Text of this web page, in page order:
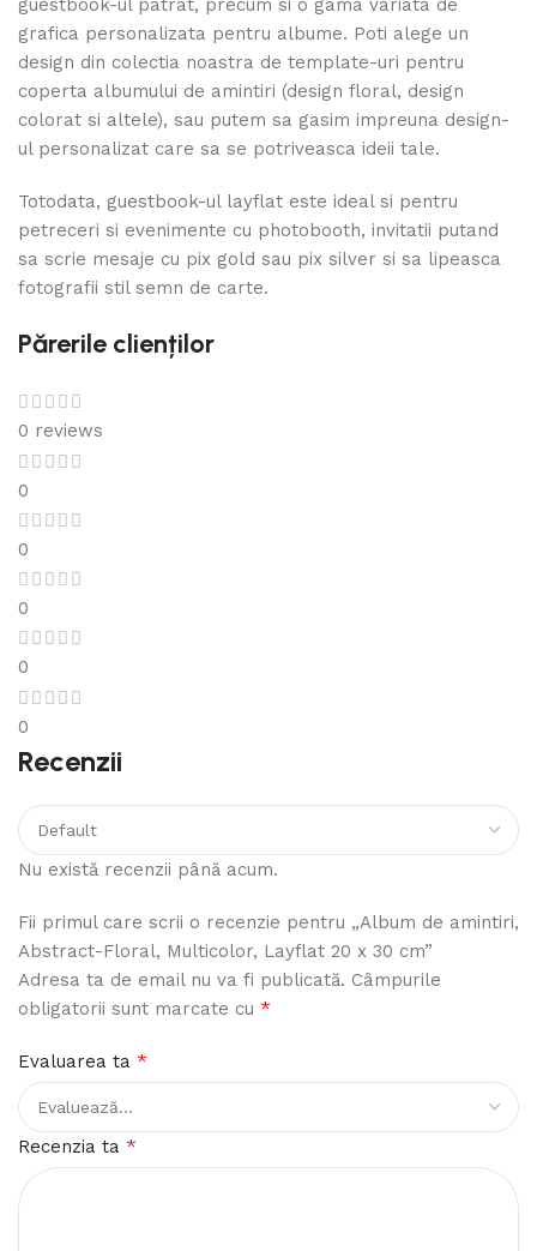
guestbook-ul patrat, precum si o gama variata de
grafica personalizata pentru albume. Poti alege un
design din colectia noastra de template-uri pentru
coperta albumului de amintiri (design floral, design
colorat si altele), sau putem sa gasim impreuna design-
ul personalizat care sa se potriveasca ideii tale.
Totodata, guestbook-ul layflat este ideal si pentru
petreceri si evenimente cu photobooth, invitatii putand
sa scrie mesaje cu pix gold sau pix silver si sa lipeasca
fotografii stil semn de carte.
Părerile clienților
0 reviews
0
0
0
0
0
Recenzii
Nu există recenzii până acum.
Fii primul care scrii o recenzie pentru „Album de amintiri,
Abstract-Floral, Multicolor, Layflat 20 x 30 cm”
Adresa ta de email nu va fi publicată. Câmpurile
obligatorii sunt marcate cu *
Evaluarea ta *
Recenzia ta *